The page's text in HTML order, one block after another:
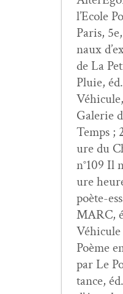
l’Ecole
Paris,
naux
de La
Pluie,
Galerie
Temps ;
ure du
n°109 Il
ure
poète-
MARC,
Véhicule
Poème
par Le
tance,